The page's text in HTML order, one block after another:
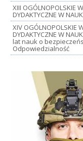
XIII OGÓLNOPOLSKIE
DYDAKTYCZNE W
XIV OGÓLNOPOLSKIE
DYDAKTYCZNE W
lat nauk o
Odpowiedzialność